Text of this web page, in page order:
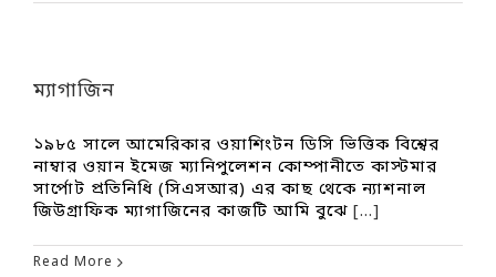
ম্যাগাজিন
১৯৮৫ সালে আমেরিকার ওয়াশিংটন ডিসি ভিত্তিক বিশ্বের
নাম্বার ওয়ান ইমেজ ম্যানিপুলেশন কোম্পানীতে কাস্টমার
সার্পোট প্রতিনিধি (সিএসআর) এর কাছ থেকে ন্যাশনাল
জিউগ্রাফিক ম্যাগাজিনের কাজটি আমি বুঝে [...]
Read More